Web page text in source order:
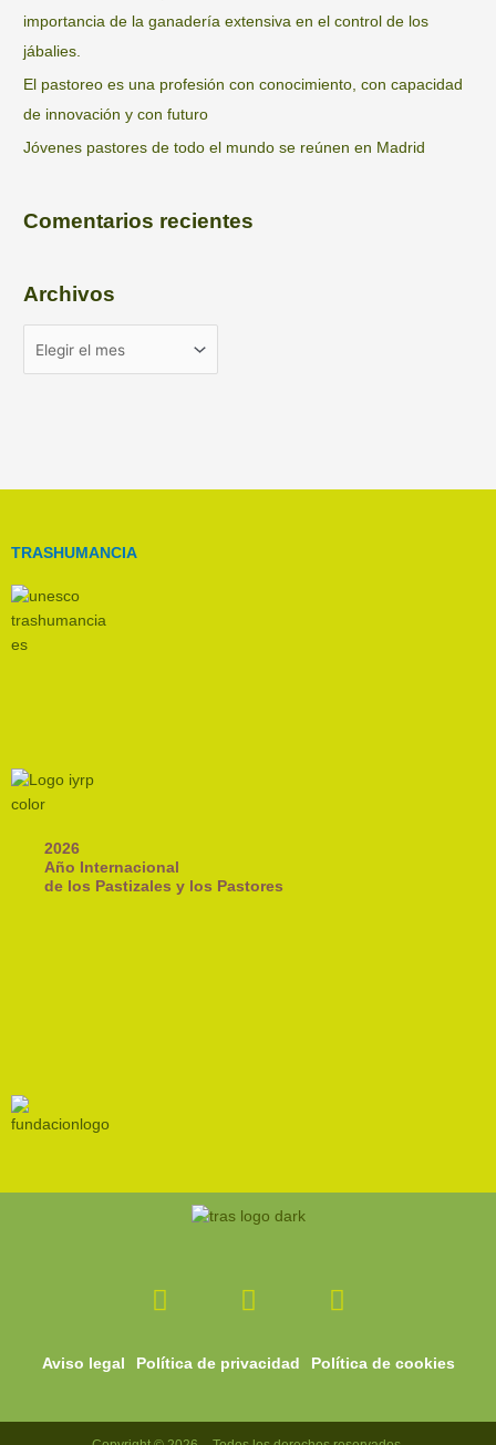
importancia de la ganadería extensiva en el control de los
jábalies.
El pastoreo es una profesión con conocimiento, con capacidad
de innovación y con futuro
Jóvenes pastores de todo el mundo se reúnen en Madrid
Comentarios recientes
Archivos
TRASHUMANCIA
2026
Año Internacional
de los Pastizales y los Pastores
Facebook-
f
InstagramYoutube
Aviso legal Política de privacidad Política de cookies